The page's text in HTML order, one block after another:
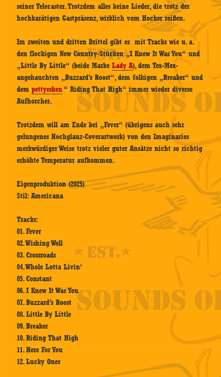
seiner Telecaster. Trotzdem alles keine Lieder, die trotz der
hochkarätigen Gastpräsenz, wirklich vom Hocker reißen.
Im zweiten und dritten Drittel gibt es mit Tracks wie u. a.
den flockigen New Country-Stücken „I Knew It Was You“ und
„Little By Little“ (beide MarkeLady A), dem Tex-Mex-
angehauchten „Buzzard’s Roost“, dem folkigen „Breaker“ und
dempettyesken “ Riding That High“ immer wieder diverse
Aufhorcher.
Trotzdem will am Ende bei „Fever“ (übrigens auch sehr
gelungenes Hochglanz-Coverartwork) von den Imaginaries
merkwürdiger Weise trotz vieler guter Ansätze nicht so richtig
erhöhte Temperatur aufkommen.
Eigenproduktion (2025)
Stil: Americana
Tracks:
01. Fever
02. Wishing Well
03. Crossroads
04. Whole Lotta Livin‘
05. Constant
06. I Knew It Was You
07. Buzzard’s Roost
08. Little By Little
09. Breaker
10. Riding That High
11. Here For You
12. Lucky Ones